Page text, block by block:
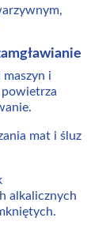
i
mat i śluz
alkalicznych